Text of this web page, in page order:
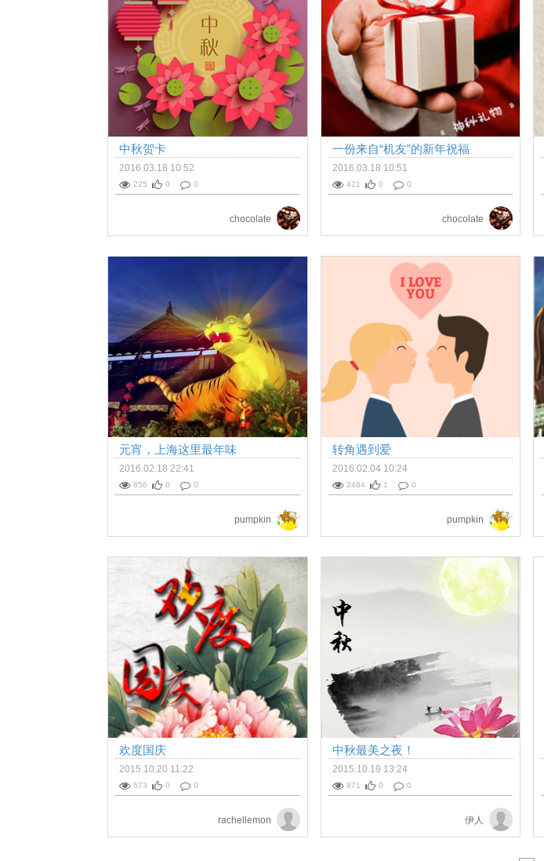
中秋贺卡
2016.03.18 10:52
225 0 0
chocolate
一份来自“机友”的新年祝福
2016.03.18 10:51
421 0 0
chocolate
元宵，上海这里最年味
2016.02.18 22:41
856 0 0
pumpkin
转角遇到爱
2016.02.04 10:24
2484 1 0
pumpkin
欢度国庆
2015.10.20 11:22
573 0 0
rachellemon
中秋最美之夜！
2015.10.19 13:24
871 0 0
伊人